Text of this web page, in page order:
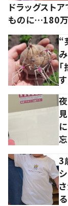
ドラッグスト
ものに…180万表
“
す
3